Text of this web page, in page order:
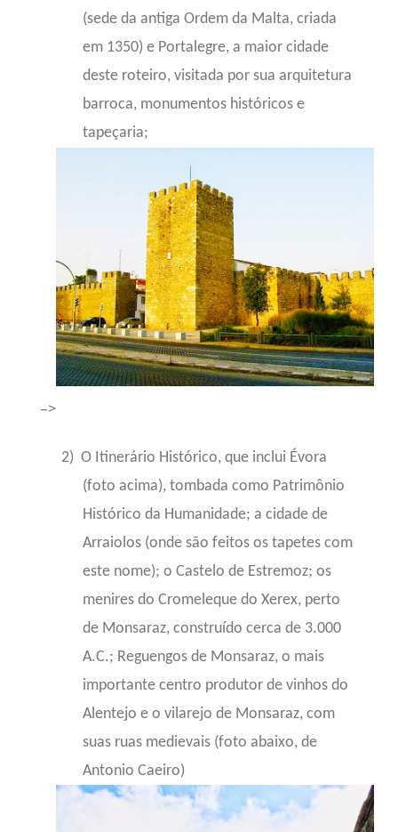
(sede da antiga Ordem da Malta, criada
em 1350) e Portalegre, a maior cidade
deste roteiro, visitada por sua arquitetura
barroca, monumentos históricos e
tapeçaria;
–>
2) O Itinerário Histórico, que inclui Évora
(foto acima), tombada como Patrimônio
Histórico da Humanidade; a cidade de
Arraiolos (onde são feitos os tapetes com
este nome); o Castelo de Estremoz; os
menires do Cromeleque do Xerex, perto
de Monsaraz, construído cerca de 3.000
A.C.; Reguengos de Monsaraz, o mais
importante centro produtor de vinhos do
Alentejo e o vilarejo de Monsaraz, com
suas ruas medievais (foto abaixo, de
Antonio Caeiro)